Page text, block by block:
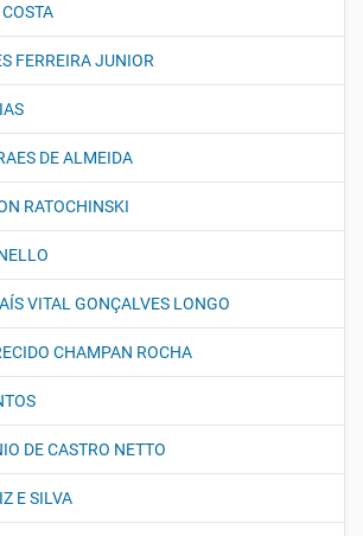
FERREIRA JUNIOR
DE ALMEIDA
RATOCHINSKI
VITAL GONÇALVES LONGO
CHAMPAN ROCHA
DE CASTRO NETTO
E SILVA